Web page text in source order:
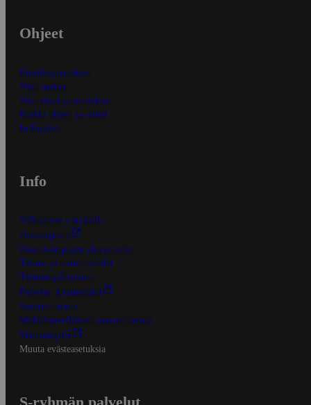
Ohjeet
Ensitilaajan ohjeet
Näin maksat
Näin tilaat ja muokkaat
Kaikki ohjeet ja vinkit
In English
Info
S-Business yrityksille
Oiva-raportit
Osuuskauppojen yhteystiedot
Tilaus- ja toimitusehdot
Tietosuojakäytäntö
Palvelun käyttöehdot
Saavutettavuus
Mobiilisovelluksen saavutettavuus
Mainostajalle
Muuta evästeasetuksia